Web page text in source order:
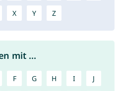
X Y Z
mit ...
F G H I J